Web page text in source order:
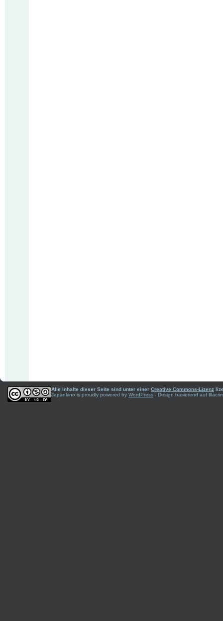
Alle Inhalte dieser Seite sind unter einer Creative Commons-Lizenz
Japankino is proudly powered by WordPress - Design basierend auf